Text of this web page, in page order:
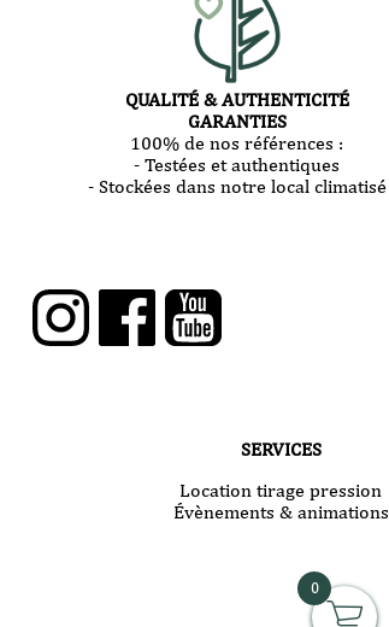
QUALITÉ & AUTHENTICITÉ
GARANTIES
100% de nos références :
- Testées et authentiques
- Stockées dans notre local climatisé
SERVICES
Location tirage pression
Évènements & animations
0